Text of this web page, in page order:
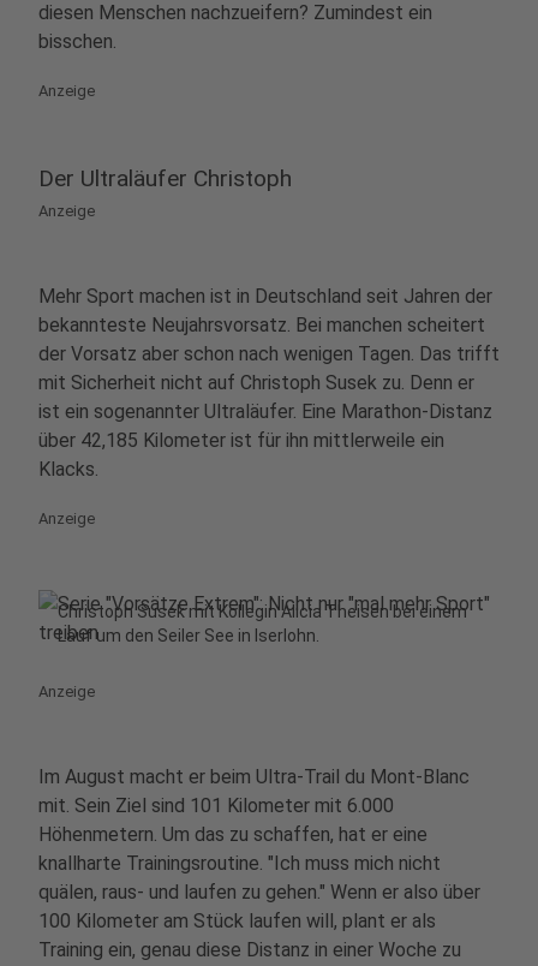
diesen Menschen nachzueifern? Zumindest ein
bisschen.
Anzeige
Der Ultraläufer Christoph
Anzeige
Mehr Sport machen ist in Deutschland seit Jahren der
bekannteste Neujahrsvorsatz. Bei manchen scheitert
der Vorsatz aber schon nach wenigen Tagen. Das trifft
mit Sicherheit nicht auf Christoph Susek zu. Denn er
ist ein sogenannter Ultraläufer. Eine Marathon-Distanz
über 42,185 Kilometer ist für ihn mittlerweile ein
Klacks.
Anzeige
Christoph Susek mit Kollegin Alicia Theisen bei einem
Lauf um den Seiler See in Iserlohn.
Anzeige
Im August macht er beim Ultra-Trail du Mont-Blanc
mit. Sein Ziel sind 101 Kilometer mit 6.000
Höhenmetern. Um das zu schaffen, hat er eine
knallharte Trainingsroutine. "Ich muss mich nicht
quälen, raus- und laufen zu gehen." Wenn er also über
100 Kilometer am Stück laufen will, plant er als
Training ein, genau diese Distanz in einer Woche zu